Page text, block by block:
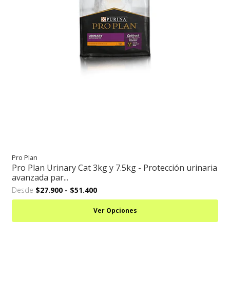
Pro Plan
Pro Plan Urinary Cat 3kg y 7.5kg - Protección urinaria
avanzada par...
Desde $27.900 - $51.400
Ver Opciones